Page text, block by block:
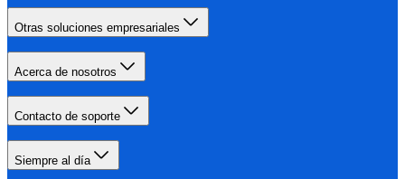
Otras soluciones empresariales
Acerca de nosotros
Contacto de soporte
Siempre al día